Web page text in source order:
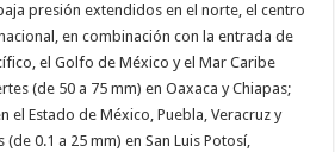
presión extendidos en el norte, el centro
en combinación con la entrada de
el Golfo de México y el Mar Caribe
(de 50 a 75 mm) en Oaxaca y Chiapas;
el Estado de México, Puebla, Veracruz y
(de 0.1 a 25 mm) en San Luis Potosí,